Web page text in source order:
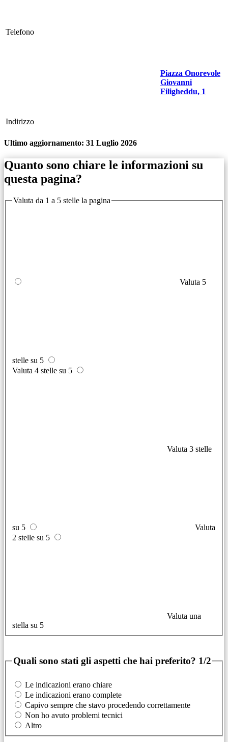
Telefono
Indirizzo
Piazza Onorevole
Giovanni
Filigheddu, 1
Ultimo aggiornamento: 31 Luglio 2026
Quanto sono chiare le informazioni su
questa pagina?
Valuta da 1 a 5 stelle la pagina
Valuta 5
stelle su 5
Valuta 4 stelle su 5
Valuta 3 stelle
su 5
Valuta
2 stelle su 5
Valuta una
stella su 5
Quali sono stati gli aspetti che hai preferito? 1/2
Le indicazioni erano chiare
Le indicazioni erano complete
Capivo sempre che stavo procedendo correttamente
Non ho avuto problemi tecnici
Altro